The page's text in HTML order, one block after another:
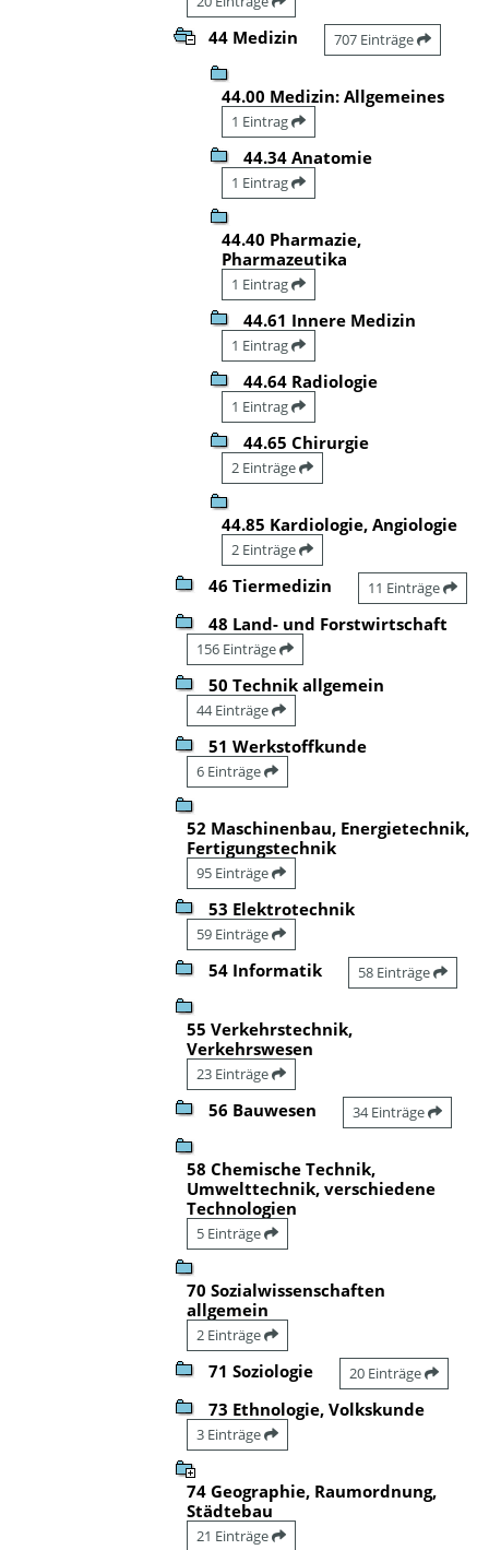
44 Medizin 707 Einträge
44.00 Medizin: Allgemeines
1 Eintrag
44.34 Anatomie
1 Eintrag
44.40 Pharmazie,
Pharmazeutika
1 Eintrag
44.61 Innere Medizin
1 Eintrag
44.64 Radiologie
1 Eintrag
44.65 Chirurgie
2 Einträge
44.85 Kardiologie, Angiologie
2 Einträge
46 Tiermedizin 11 Einträge
48 Land- und Forstwirtschaft
156 Einträge
50 Technik allgemein
44 Einträge
51 Werkstoffkunde
6 Einträge
52 Maschinenbau, Energietechnik,
Fertigungstechnik
95 Einträge
53 Elektrotechnik
59 Einträge
54 Informatik 58 Einträge
55 Verkehrstechnik,
Verkehrswesen
23 Einträge
56 Bauwesen 34 Einträge
58 Chemische Technik,
Umwelttechnik, verschiedene
Technologien
5 Einträge
70 Sozialwissenschaften
allgemein
2 Einträge
71 Soziologie 20 Einträge
73 Ethnologie, Volkskunde
3 Einträge
74 Geographie, Raumordnung,
Städtebau
21 Einträge